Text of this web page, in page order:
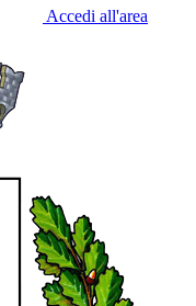
Accedi all'area